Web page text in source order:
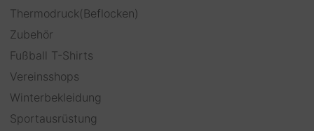
Thermodruck(Beflocken)
Zubehör
Fußball T-Shirts
Vereinsshops
Winterbekleidung
Sportausrüstung